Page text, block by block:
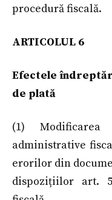
procedură fiscală.
ARTICOLUL 6
Efectele
de plată
(1)
administrative
erorilor din
dispozițiilor art.